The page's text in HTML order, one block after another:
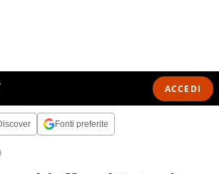
ACCEDI
Fonti preferite